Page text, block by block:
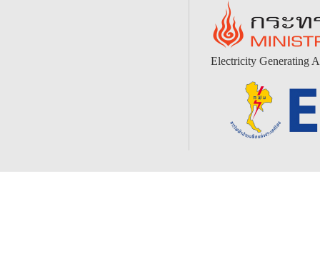
Electricity Generating